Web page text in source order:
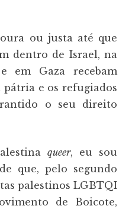
ou justa até que
dentro de Israel, na
em Gaza recebam
e os refugiados
o seu direito
queer, eu sou
que, pelo segundo
palestinos LGBTQI
de Boicote,